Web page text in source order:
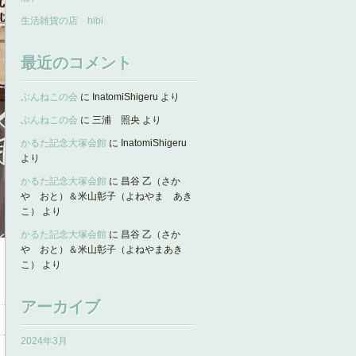
生活雑貨の店 hibi
最近のコメント
ぶんねこの会 に InatomiShigeru より
ぶんねこの会 に 三浦 照央 より
かるた記念大塚会館 に InatomiShigeru
より
かるた記念大塚会館 に 昌谷 乙（さか
や おと）＆米山彰子（よねやま あき
こ）
より
かるた記念大塚会館 に 昌谷 乙（さか
や おと）＆米山彰子（よねやまあき
こ）
より
アーカイブ
2024年3月